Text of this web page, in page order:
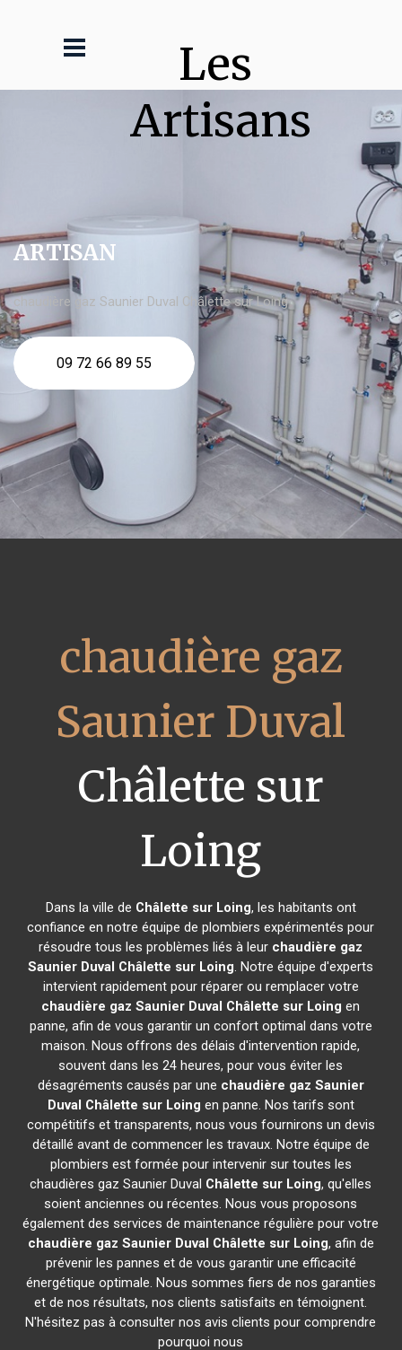
Les
Artisans
ARTISAN
chaudière gaz Saunier Duval Châlette sur Loing
09 72 66 89 55
chaudière gaz
Saunier Duval
Châlette sur
Loing
Dans la ville de Châlette sur Loing, les habitants ont
confiance en notre équipe de plombiers expérimentés pour
résoudre tous les problèmes liés à leur chaudière gaz
Saunier Duval Châlette sur Loing. Notre équipe d'experts
intervient rapidement pour réparer ou remplacer votre
chaudière gaz Saunier Duval Châlette sur Loing en
panne, afin de vous garantir un confort optimal dans votre
maison. Nous offrons des délais d'intervention rapide,
souvent dans les 24 heures, pour vous éviter les
désagréments causés par une chaudière gaz Saunier
Duval Châlette sur Loing en panne. Nos tarifs sont
compétitifs et transparents, nous vous fournirons un devis
détaillé avant de commencer les travaux. Notre équipe de
plombiers est formée pour intervenir sur toutes les
chaudières gaz Saunier Duval Châlette sur Loing, qu'elles
soient anciennes ou récentes. Nous vous proposons
également des services de maintenance régulière pour votre
chaudière gaz Saunier Duval Châlette sur Loing, afin de
prévenir les pannes et de vous garantir une efficacité
énergétique optimale. Nous sommes fiers de nos garanties
et de nos résultats, nos clients satisfaits en témoignent.
N'hésitez pas à consulter nos avis clients pour comprendre
pourquoi nous